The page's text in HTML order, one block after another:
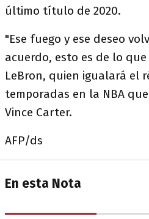
último título de 2020.
"Ese fuego y ese deseo
acuerdo, esto es de lo
LeBron, quien igualará el
temporadas en la NBA
Vince Carter.
AFP/ds
En esta Nota